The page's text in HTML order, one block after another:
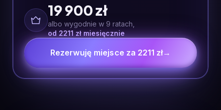
19 900 zł
albo wygodnie w 9 ratach,
od 2211 zł miesięcznie
Rezerwuję miejsce za 2211 zł→